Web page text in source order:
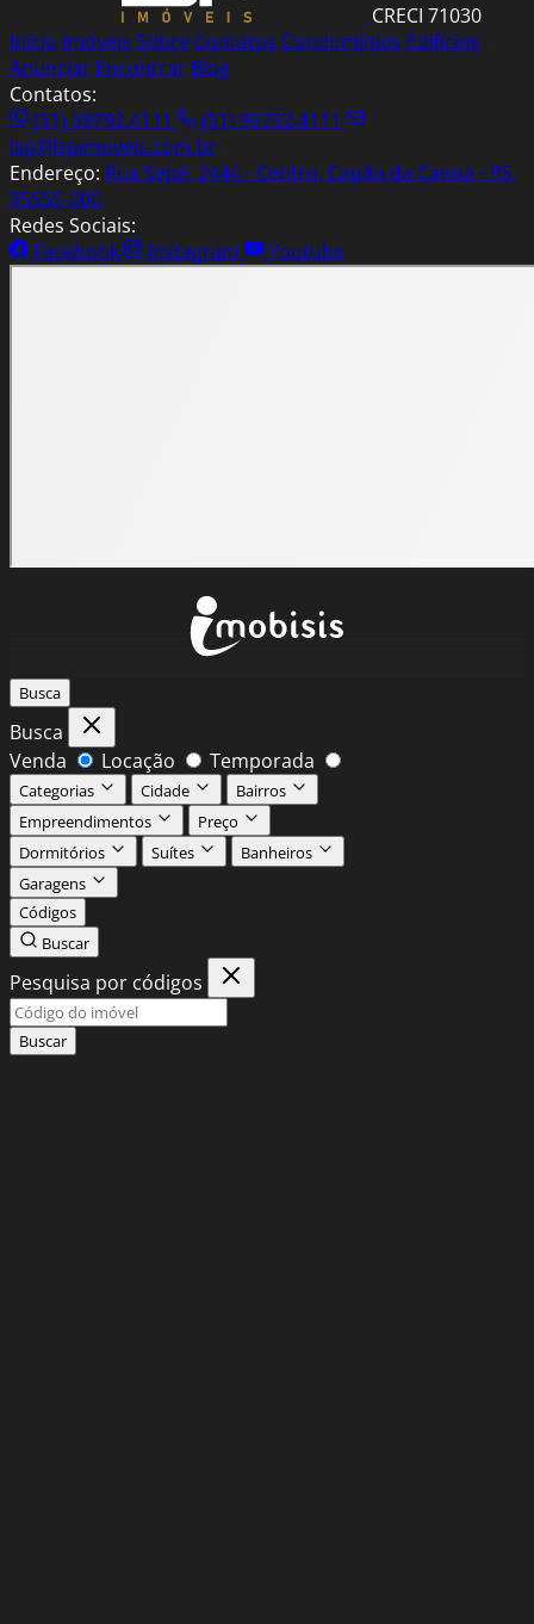
CRECI 71030
Início Imóveis Sobre Contatos Condomínios Edifícios
Anunciar Encontrar Blog
Contatos:
(51) 99792.4111
(51) 99792.4111
lsp@lspimoveis.com.br
Endereço: Rua Sepé, 2444 - Centro, Capão da Canoa - RS,
95555-000
Redes Sociais:
Facebook
Instagram Youtube
Busca
Busca
Venda
Locação Temporada
Categorias Cidade
Bairros
Empreendimentos
Preço
Dormitórios
Suítes
Banheiros
Garagens
Códigos
Buscar
Pesquisa por códigos
Buscar